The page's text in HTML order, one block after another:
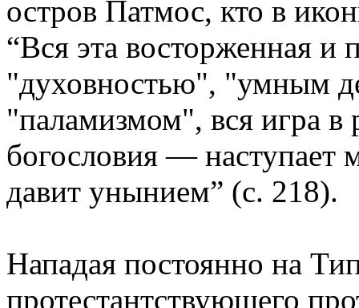
остров Патмос, кто в
“Вся эта восторженная и
"духовностью", "умным
"паламизмом", вся игра в
богословия — наступает
давит унынием” (с. 218).
Нападая постоянно на
протестантствующего